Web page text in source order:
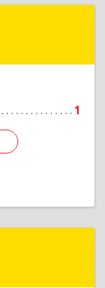
1
Подробнее